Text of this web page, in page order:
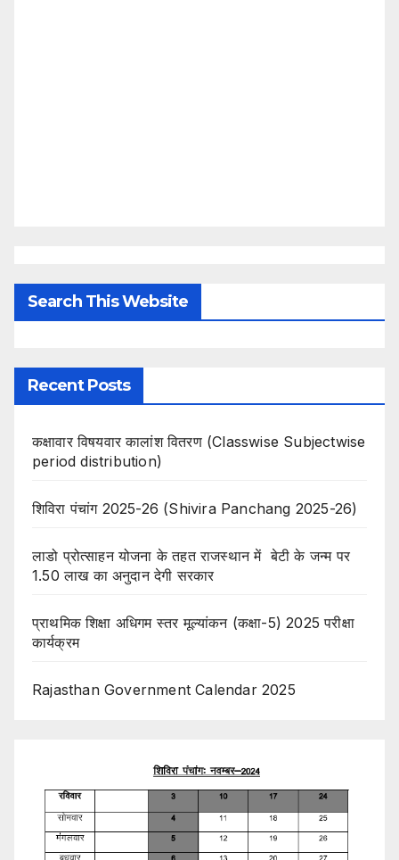
Search This Website
Recent Posts
कक्षावार विषयवार कालांश वितरण (Classwise Subjectwise
period distribution)
शिविरा पंचांग 2025-26 (Shivira Panchang 2025-26)
लाडो प्रोत्साहन योजना के तहत राजस्थान में बेटी के जन्म पर
1.50 लाख का अनुदान देगी सरकार
प्राथमिक शिक्षा अधिगम स्तर मूल्यांकन (कक्षा-5) 2025 परीक्षा
कार्यक्रम
Rajasthan Government Calendar 2025